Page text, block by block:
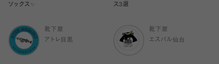
ソックス✨️
靴下屋
アトレ目黒
ス3選
靴下屋
エスパル仙台